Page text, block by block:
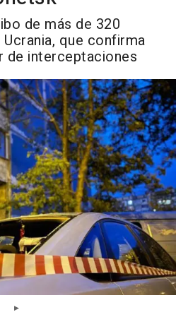
de más de 320
que confirma
de interceptaciones